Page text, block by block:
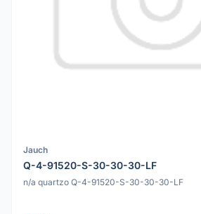
Jauch
Q-4-91520-S-30-30-30-LF
n/a quartzo Q-4-91520-S-30-30-30-LF